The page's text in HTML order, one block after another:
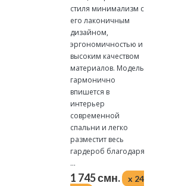
стиля минимализм с
его лаконичным
дизайном,
эргономичностью и
высоким качеством
материалов. Модель
гармонично
впишется в
интерьер
современной
спальни и легко
разместит весь
гардероб благодаря
...
1 745 смн.
x 24